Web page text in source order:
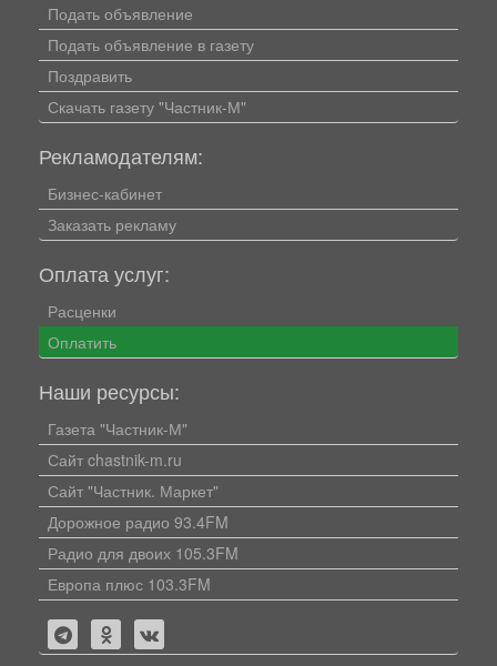
Подать объявление
Подать объявление в газету
Поздравить
Скачать газету "Частник-М"
Рекламодателям:
Бизнес-кабинет
Заказать рекламу
Оплата услуг:
Расценки
Оплатить
Наши ресурсы:
Газета "Частник-М"
Сайт chastnik-m.ru
Сайт "Частник. Маркет"
Дорожное радио 93.4FM
Радио для двоих 105.3FM
Европа плюс 103.3FM